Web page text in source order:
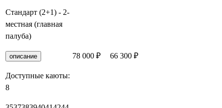
Стандарт (2+1) - 2-
местная (главная
палуба)
описание
Доступные каюты:
8
78 000 ₽ 66 300 ₽